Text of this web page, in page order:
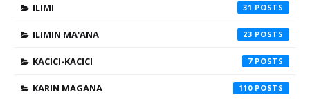
ILIMI 31
ILIMIN MA'ANA 23
KACICI-KACICI 7
KARIN MAGANA 110